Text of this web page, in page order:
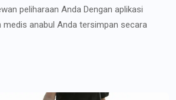
peliharaan Anda Dengan aplikasi
anabul Anda tersimpan secara